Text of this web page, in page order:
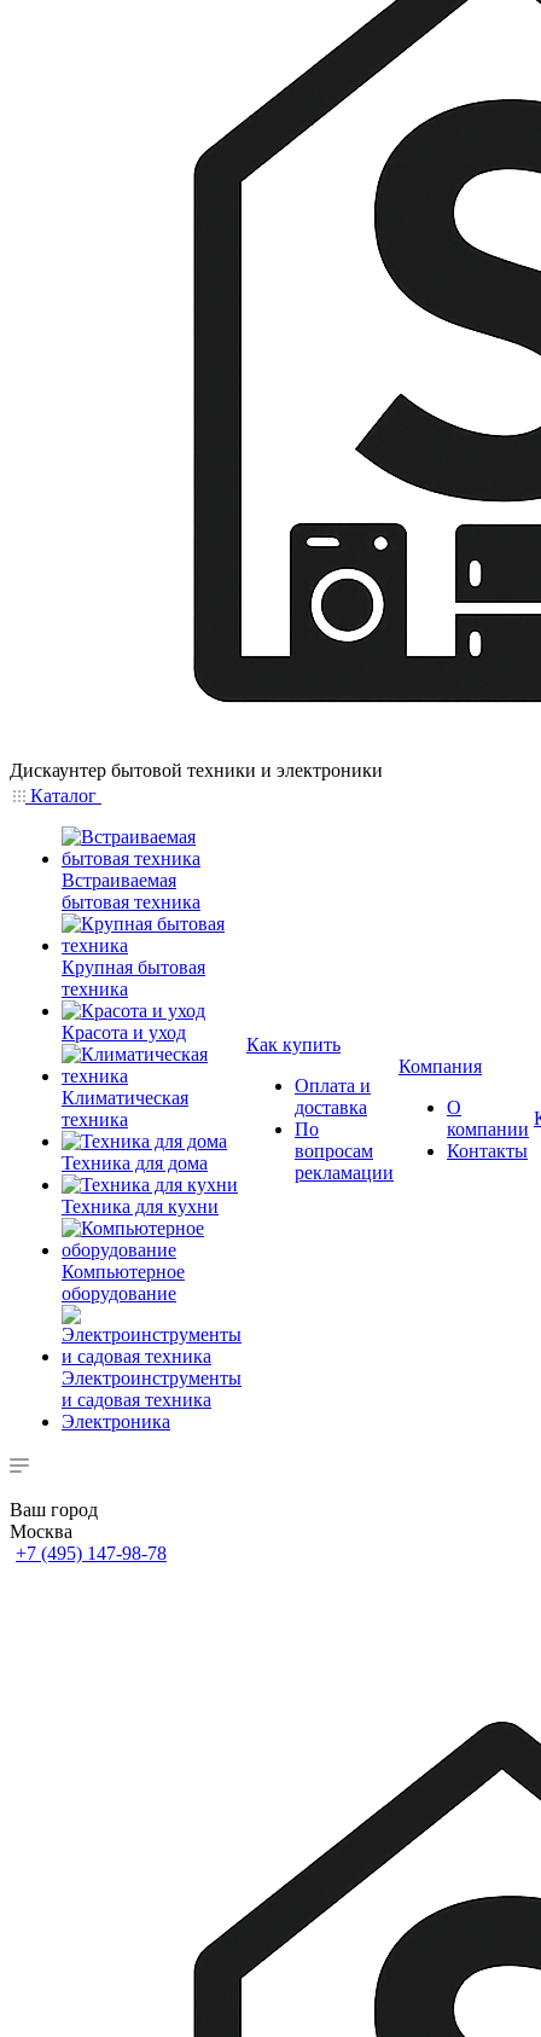
Дискаунтер бытовой техники и электроники
Каталог
Встраиваемая
бытовая техника
Крупная бытовая
техника
Красота и уход
Климатическая
техника
Техника для дома
Техника для кухни
Компьютерное
оборудование
Электроинструменты
и садовая техника
Электроника
Как купить
Оплата и
доставка
По
вопросам
рекламации
Компания
О
компании
Контакты
Ваш город
Москва
+7 (495) 147-98-78